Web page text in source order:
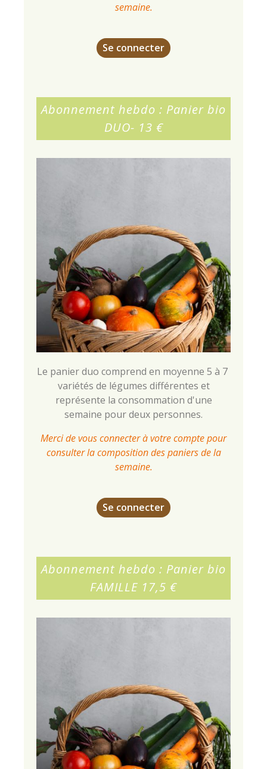
semaine.
Se connecter
Abonnement hebdo : Panier bio
DUO- 13 €
Le panier duo comprend en moyenne 5 à 7
variétés de légumes différentes et
représente la consommation d'une
semaine pour deux personnes.
Merci de vous connecter à votre compte pour
consulter la composition des paniers de la
semaine.
Se connecter
Abonnement hebdo : Panier bio
FAMILLE 17,5 €